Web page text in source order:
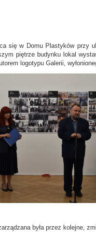
się w Domu Plastyków przy
piętrze budynku lokal
logotypu Galerii,
była przez kolejne,